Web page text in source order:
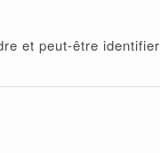
et peut-être identifier